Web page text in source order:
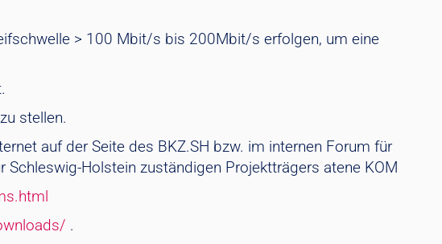
> 100 Mbit/s bis 200Mbit/s erfolgen, um eine
stellen.
auf der Seite des BKZ.SH bzw. im internen Forum für
Holstein zuständigen Projektträgers atene KOM
.